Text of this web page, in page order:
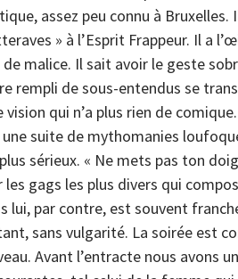
assez peu connu à Bruxelles.
» à l’Esprit Frappeur. Il a
malice. Il sait avoir le geste
rempli de sous-entendus se
qui n’a plus rien de
suite de mythomanies
sérieux. « Ne mets pas ton
gags les plus divers qui
lui, par contre, est souvent
sans vulgarité. La soirée est
Avant l’entracte nous avons